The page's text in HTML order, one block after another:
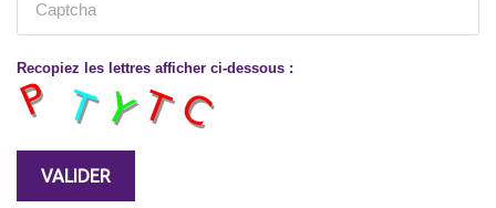
Recopiez les lettres afficher ci-dessous :